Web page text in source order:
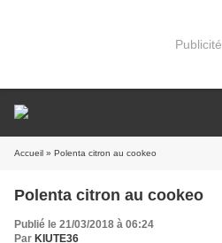
Publicité
Accueil » Polenta citron au cookeo
Polenta citron au cookeo
Publié le 21/03/2018 à 06:24
Par KIUTE36